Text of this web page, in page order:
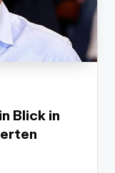
Blick in